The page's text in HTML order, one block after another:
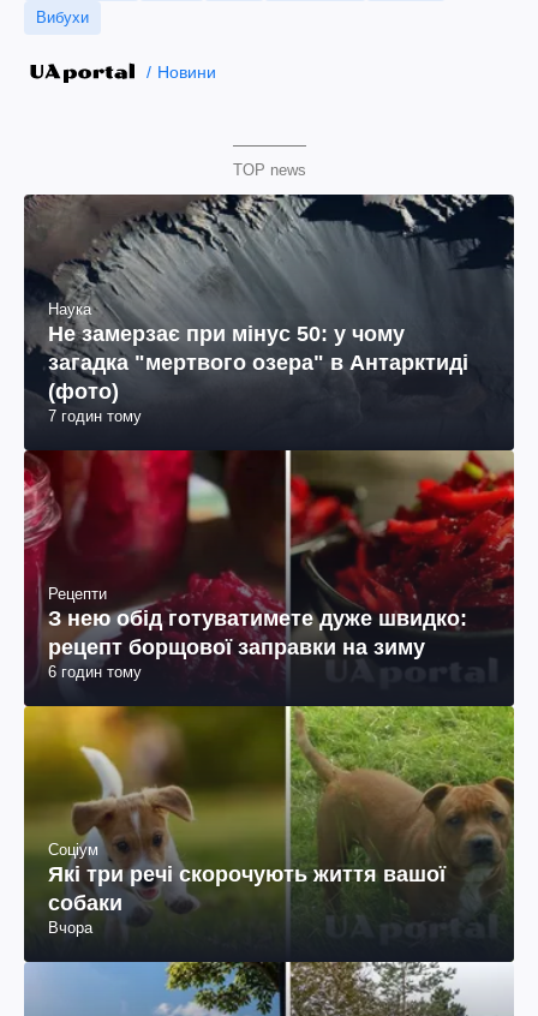
Вибухи
Новини
TOP news
Наука
Не замерзає при мінус 50: у чому
загадка "мертвого озера" в Антарктиді
(фото)
7 годин тому
Рецепти
З нею обід готуватимете дуже швидко:
рецепт борщової заправки на зиму
6 годин тому
Соціум
Які три речі скорочують життя вашої
собаки
Вчора